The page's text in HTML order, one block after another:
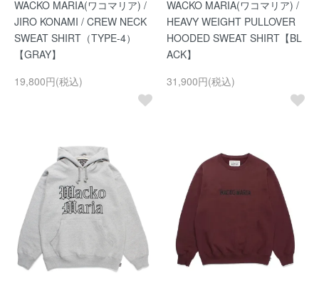
WACKO MARIA(ワコマリア) /
JIRO KONAMI / CREW NECK
SWEAT SHIRT（TYPE-4）
【GRAY】
19,800円(税込)
WACKO MARIA(ワコマリア) /
HEAVY WEIGHT PULLOVER
HOODED SWEAT SHIRT【BL
ACK】
31,900円(税込)